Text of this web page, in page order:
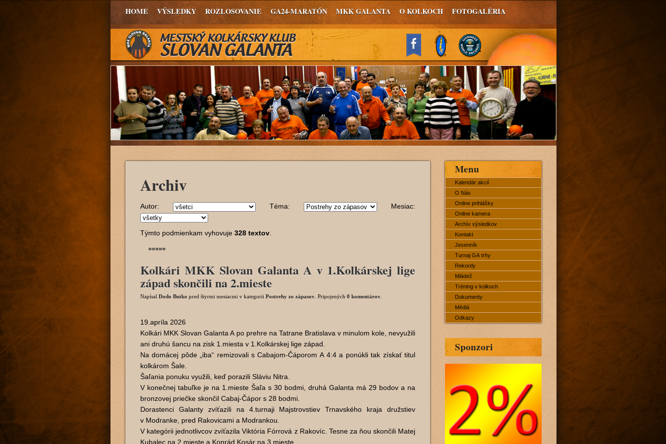
HOME VÝSLEDKY ROZLOSOVANIE GA24-MARATÓN MKK GALANTA O KOLKOCH FOTOGALÉRIA
Archiv
Autor: Téma: Mesiac:
Týmto podmienkam vyhovuje 328 textov
»»»»»
Kolkári MKK Slovan Galanta A v 1.Kolkárskej lige
západ skončili na 2.mieste
Napísal Dodo Butko pred štyrmi mesiacmi v kategorii Postrehy zo zápasov . Pripojených 0 komentárov
19.apríla 2026
Kolkári MKK Slovan Galanta A po prehre na Tatrane Bratislava v minulom kole, nevyužili
ani druhú šancu na zisk 1.miesta v 1.Kolkárskej lige západ.
Na domácej pôde „iba“ remizovali s Cabajom-Čáporom A 4:4 a ponúkli tak získať titul
kolkárom Šale.
Šaľania ponuku využili, keď porazili Sláviu Nitra.
V konečnej tabuľke je na 1.mieste Šaľa s 30 bodmi, druhá Galanta má 29 bodov a na
bronzovej priečke skončil Cabaj-Čápor s 28 bodmi.
Dorastenci Galanty zvíťazili na 4.turnaji Majstrovstiev Trnavského kraja družstiev
v Modranke, pred Rakovicami a Modrankou.
V kategórii jednotlivcov zvíťazila Viktória Fórrová z Rakovíc. Tesne za ňou skončili Matej
Kubalec na 2.mieste a Konrád Kosár na 3.mieste.
Menu
Kalendár akcií
O Nás
Online prihlášky
Online kamera
Archív výsledkov
Kontakt
Jesenník
Turnaj GA trhy
Rekordy
Mládež
Tréning v kolkoch
Dokumenty
Médiá
Odkazy
Sponzori